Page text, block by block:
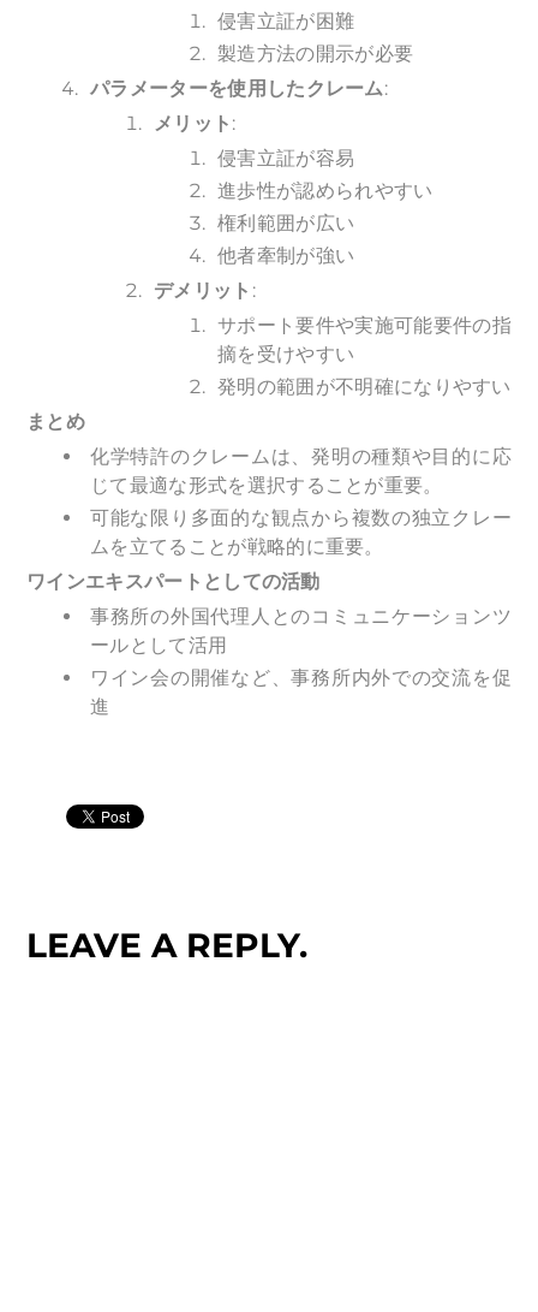
侵害立証が困難
製造方法の開示が必要
パラメーターを使用したクレーム:
メリット :
侵害立証が容易
進歩性が認められやすい
権利範囲が広い
他者牽制が強い
デメリット :
サポート要件や実施可能要件の指
摘を受けやすい
発明の範囲が不明確になりやすい
まとめ
化学特許のクレームは、発明の種類や目的に応
じて最適な形式を選択することが重要。
可能な限り多面的な観点から複数の独立クレー
ムを立てることが戦略的に重要。
ワインエキスパートとしての活動
事務所の外国代理人とのコミュニケーションツ
ールとして活用
ワイン会の開催など、事務所内外での交流を促
進
LEAVE A REPLY.